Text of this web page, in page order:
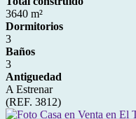
3640 m²
Dormitorios
3
Baños
3
Antiguedad
A Estrenar
(REF. 3812)